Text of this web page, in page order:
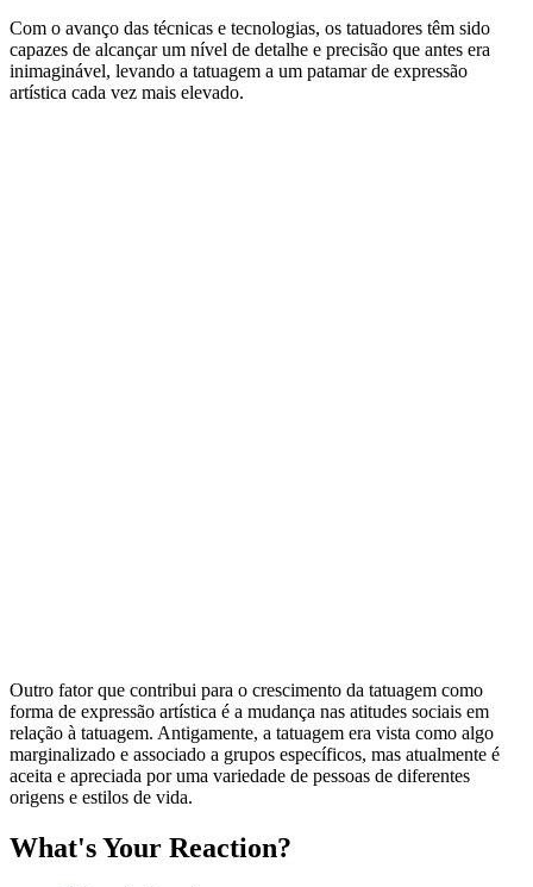
Com o avanço das técnicas e tecnologias, os tatuadores têm sido
capazes de alcançar um nível de detalhe e precisão que antes era
inimaginável, levando a tatuagem a um patamar de expressão
artística cada vez mais elevado.
Outro fator que contribui para o crescimento da tatuagem como
forma de expressão artística é a mudança nas atitudes sociais em
relação à tatuagem. Antigamente, a tatuagem era vista como algo
marginalizado e associado a grupos específicos, mas atualmente é
aceita e apreciada por uma variedade de pessoas de diferentes
origens e estilos de vida.
What's Your Reaction?